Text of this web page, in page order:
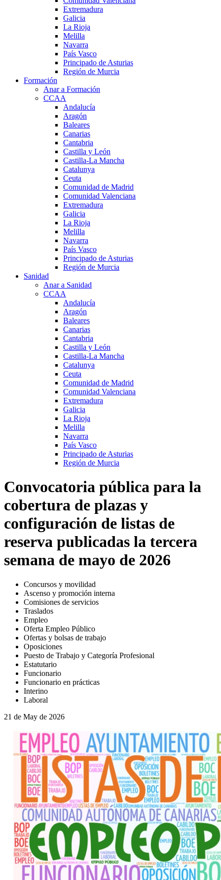
Extremadura
Galicia
La Rioja
Melilla
Navarra
País Vasco
Principado de Asturias
Región de Murcia
Formación
Anar a Formación
CCAA
Andalucía
Aragón
Baleares
Canarias
Cantabria
Castilla y León
Castilla-La Mancha
Catalunya
Ceuta
Comunidad de Madrid
Comunidad Valenciana
Extremadura
Galicia
La Rioja
Melilla
Navarra
País Vasco
Principado de Asturias
Región de Murcia
Sanidad
Anar a Sanidad
CCAA
Andalucía
Aragón
Baleares
Canarias
Cantabria
Castilla y León
Castilla-La Mancha
Catalunya
Ceuta
Comunidad de Madrid
Comunidad Valenciana
Extremadura
Galicia
La Rioja
Melilla
Navarra
País Vasco
Principado de Asturias
Región de Murcia
Convocatoria pública para la
cobertura de plazas y
configuración de listas de
reserva publicadas la tercera
semana de mayo de 2026
Concursos y movilidad
Ascenso y promoción interna
Comisiones de servicios
Traslados
Empleo
Oferta Empleo Público
Ofertas y bolsas de trabajo
Oposiciones
Puesto de Trabajo y Categoría Profesional
Estatutario
Funcionario
Funcionario en prácticas
Interino
Laboral
21 de May de 2026